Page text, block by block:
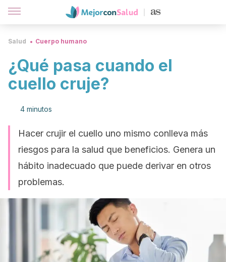
Salud Cuerpo humano
¿Qué pasa cuando el
cuello cruje?
4 minutos
Hacer crujir el cuello uno mismo conlleva más
riesgos para la salud que beneficios. Genera un
hábito inadecuado que puede derivar en otros
problemas.